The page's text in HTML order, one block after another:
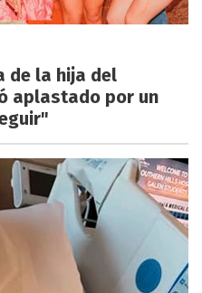
de la hija del
aplastado por un